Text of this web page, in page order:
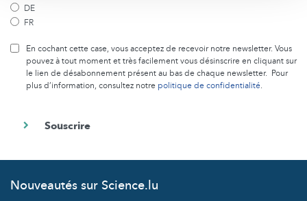
DE
FR
En cochant cette case, vous acceptez de recevoir notre newsletter. Vous
pouvez à tout moment et très facilement vous désinscrire en cliquant sur
le lien de désabonnement présent au bas de chaque newsletter. Pour
plus d’information, consultez notre politique de confidentialité.
Nouveautés sur Science.lu